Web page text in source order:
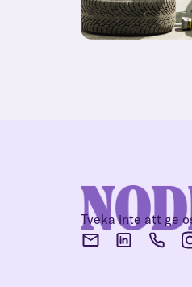
Tveka inte att ge